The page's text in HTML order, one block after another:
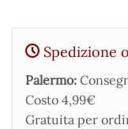
Spedizione
Palermo:
Costo 4,99€
Gratuita per